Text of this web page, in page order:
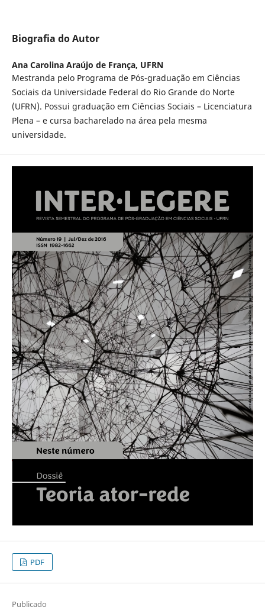
Biografia do Autor
Ana Carolina Araújo de França, UFRN
Mestranda pelo Programa de Pós-graduação em Ciências
Sociais da Universidade Federal do Rio Grande do Norte
(UFRN). Possui graduação em Ciências Sociais – Licenciatura
Plena – e cursa bacharelado na área pela mesma
universidade.
PDF
Publicado